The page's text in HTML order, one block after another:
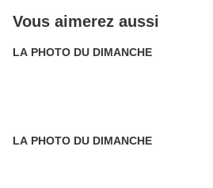
Vous aimerez aussi
LA PHOTO DU DIMANCHE
LA PHOTO DU DIMANCHE